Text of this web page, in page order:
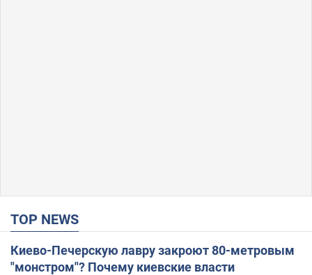
TOP NEWS
Киево-Печерскую лавру закроют 80-метровым
"монстром"? Почему киевские власти